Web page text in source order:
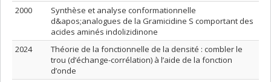
2000
Synthèse et analyse conformationnelle
d&apos;analogues de la Gramicidine S comportant des
acides aminés indolizidinone
2024
Théorie de la fonctionnelle de la densité : combler le
trou (d’échange-corrélation) à l’aide de la fonction
d’onde